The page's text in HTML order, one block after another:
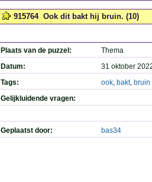
915764 Ook dit bakt hij bruin. (10)
Plaats van de puzzel:
Thema
Datum:
31 oktober
Tags:
ook, bakt, bruin
Gelijkluidende vragen:
Geplaatst door: bas34